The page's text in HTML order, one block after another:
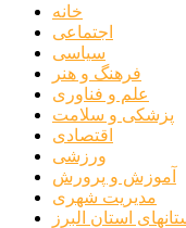
خانه
اجتماعی
سیاسی
فرهنگ و هنر
علم و فناوری
پزشکی و سلامت
اقتصادی
ورزشی
آموزش و پرورش
مدیریت شهری
استان البرز